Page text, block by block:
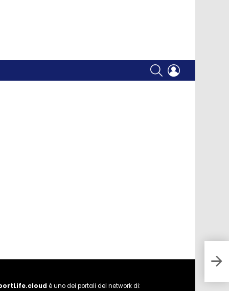
SEARCH
è uno dei portali del network di: